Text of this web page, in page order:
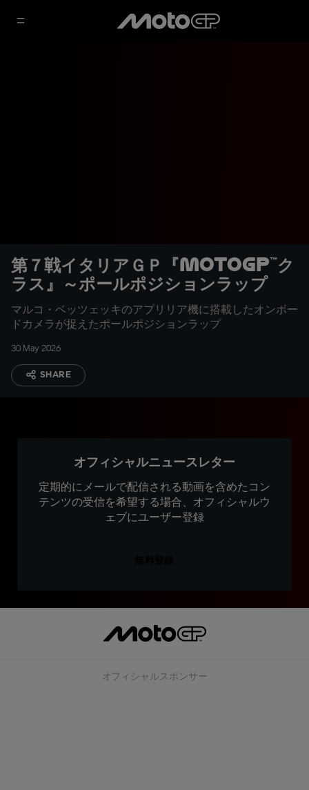
第７戦イタリアＧＰ『MotoGP™ク
ラス』～ポールポジションラップ
マルコ・ベッツェッキのアプリリア機に搭載したオンボー
ドカメラが捉えたポールポジションラップ
30 May 2026
SHARE
オフィシャルニュースレター
定期的にメールで配信される動画を含めたコン
テンツの受信を希望する場合、オフィシャルウ
ェブにユーザー登録
オフィシャルスポンサー